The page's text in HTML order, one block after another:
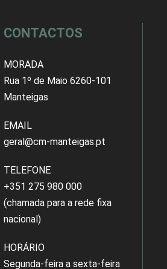
CONTACTOS
MORADA
Rua 1º de Maio 6260-101
Manteigas
EMAIL
geral@cm-manteigas.pt
TELEFONE
+351 275 980 000
(chamada para a rede fixa
nacional)
HORÁRIO
Segunda-feira a sexta-feira